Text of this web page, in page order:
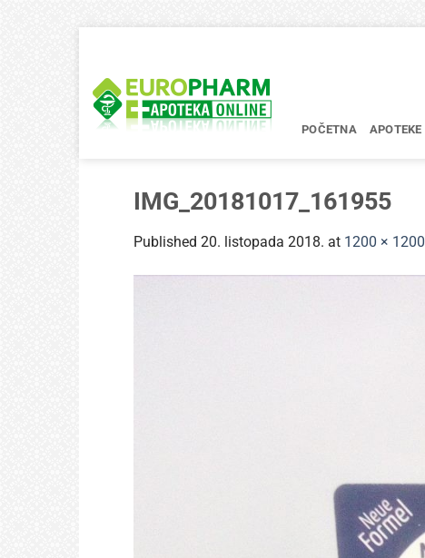
content
POČETNA APOTEKE
IMG_20181017_161955
Published 20. listopada 2018. at 1200 × 1200